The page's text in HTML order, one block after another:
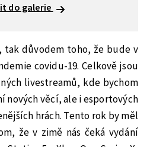
do galerie
tak důvodem toho, že bude v
covidu-19. Celkově jsou
livestreamů, kde bychom
nových věcí, ale i esportových
hrách. Tento rok by měl
že v zimě nás čeká vydání